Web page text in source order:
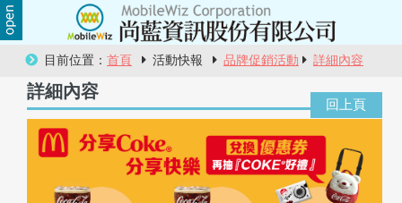
目前位置： 首頁 活動快報 品牌促銷活動 詳細內容
詳細內容